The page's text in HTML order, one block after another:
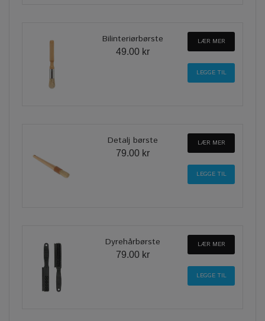
Bilinteriørbørste
49.00 kr
LÆR MER
Detalj børste
79.00 kr
LÆR MER
Dyrehårbørste
79.00 kr
LÆR MER